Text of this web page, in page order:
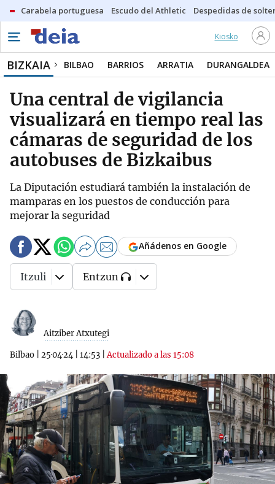
Carabela portuguesa Escudo del Athletic Despedidas de
Kiosko
BIZKAIA BILBAO BARRIOS ARRATIA DURANGALDEA
Una central de vigilancia
visualizará en tiempo real las
cámaras de seguridad de los
autobuses de Bizkaibus
La Diputación estudiará también la instalación de
mamparas en los puestos de conducción para
mejorar la seguridad
Aitziber Atxutegi
Bilbao 25·04·24 14:53 |Actualizado a las 15:08
Añádenos en Google
Itzuli Entzun